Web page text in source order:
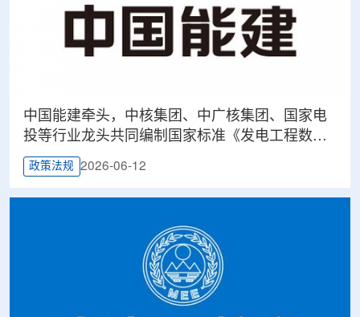
中国能建牵头，中核集团、中广核集团、国家电
投等行业龙头共同编制国家标准《发电工程数据
移交》发布
政策法规 2026-06-12